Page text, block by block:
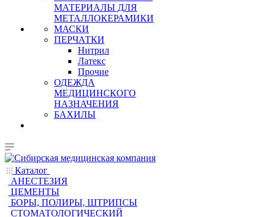
МАТЕРИАЛЫ ДЛЯ
МЕТАЛЛОКЕРАМИКИ
МАСКИ
ПЕРЧАТКИ
Нитрил
Латекс
Прочие
ОДЕЖДА
МЕДИЦИНСКОГО
НАЗНАЧЕНИЯ
БАХИЛЫ
Каталог
АНЕСТЕЗИЯ
ЦЕМЕНТЫ
БОРЫ, ПОЛИРЫ, ШТРИПСЫ
СТОМАТОЛОГИЧЕСКИЙ